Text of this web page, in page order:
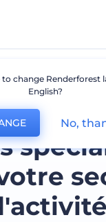
change Renderforest
English?
No,